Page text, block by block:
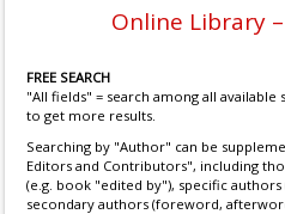
Online Library
FREE SEARCH
"All fields" = search among all
to get more results.
Searching by "Author" can be
Editors and Contributors", including
(e.g. book "edited by"), specific
secondary authors (foreword,